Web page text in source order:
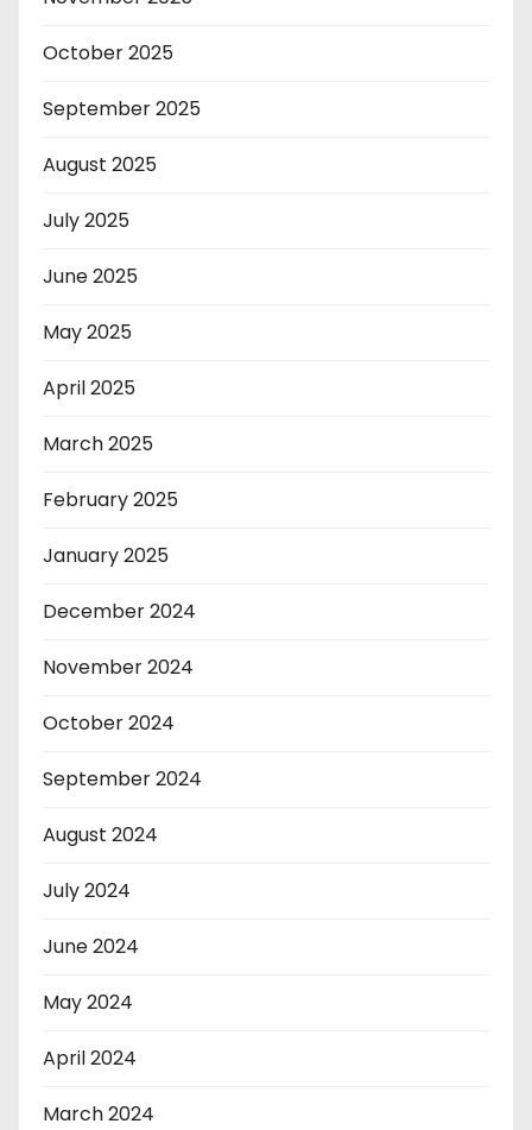
October 2025
September 2025
August 2025
July 2025
June 2025
May 2025
April 2025
March 2025
February 2025
January 2025
December 2024
November 2024
October 2024
September 2024
August 2024
July 2024
June 2024
May 2024
April 2024
March 2024